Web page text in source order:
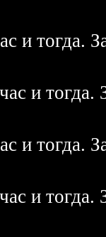
и тогда.
и
и тогда.
и